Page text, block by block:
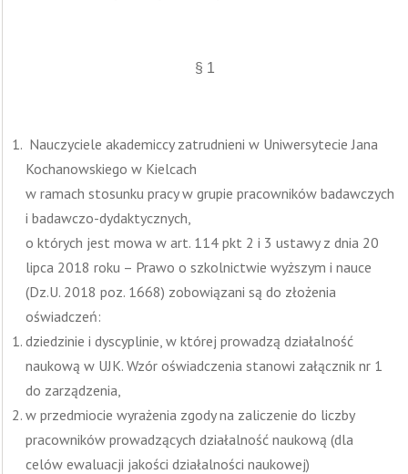
§ 1
Nauczyciele akademiccy zatrudnieni w Uniwersytecie Jana
Kochanowskiego w Kielcach
w ramach stosunku pracy w grupie pracowników badawczych
i badawczo-dydaktycznych,
o których jest mowa w art. 114 pkt 2 i 3 ustawy z dnia 20
lipca 2018 roku – Prawo o szkolnictwie wyższym i nauce
(Dz.U. 2018 poz. 1668) zobowiązani są do złożenia
oświadczeń:
dziedzinie i dyscyplinie, w której prowadzą działalność
naukową w UJK. Wzór oświadczenia stanowi załącznik nr 1
do zarządzenia,
w przedmiocie wyrażenia zgody na zaliczenie do liczby
pracowników prowadzących działalność naukową (dla
celów ewaluacji jakości działalności naukowej)